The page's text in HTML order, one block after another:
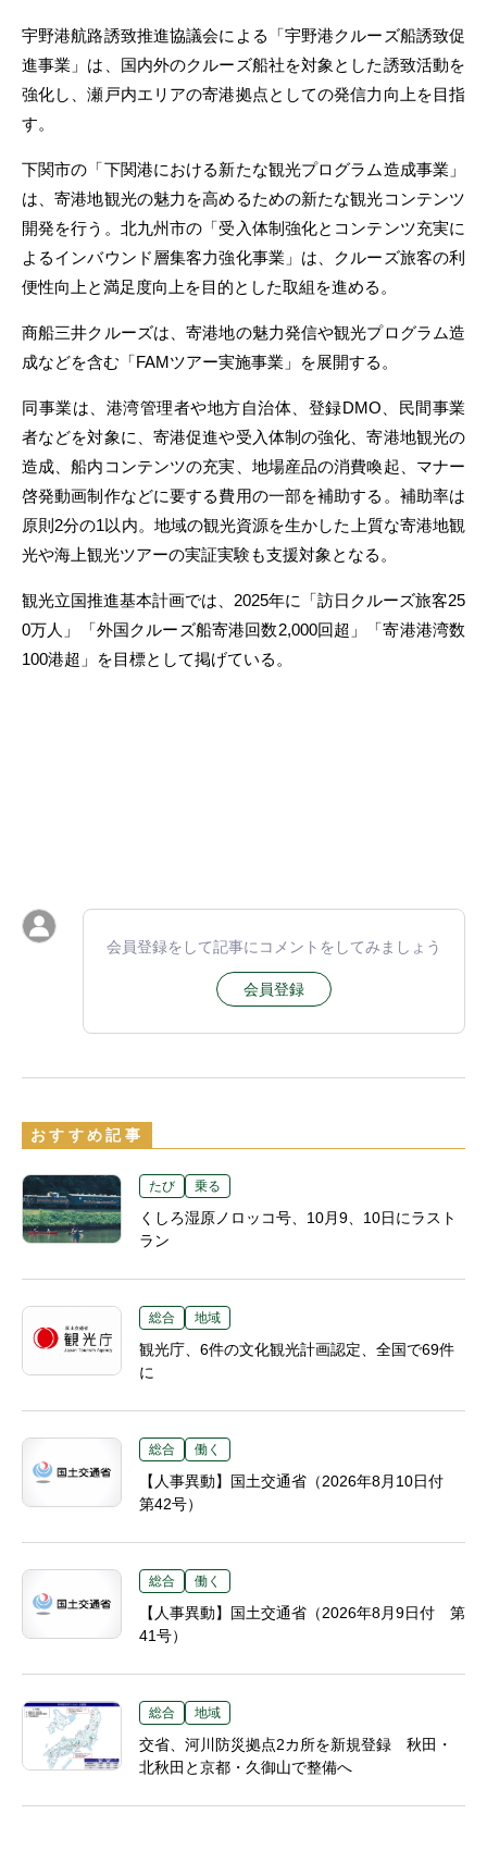
宇野港航路誘致推進協議会による「宇野港クルーズ船誘致促
進事業」は、国内外のクルーズ船社を対象とした誘致活動を
強化し、瀬戸内エリアの寄港拠点としての発信力向上を目指
す。
下関市の「下関港における新たな観光プログラム造成事業」
は、寄港地観光の魅力を高めるための新たな観光コンテンツ
開発を行う。北九州市の「受入体制強化とコンテンツ充実に
よるインバウンド層集客力強化事業」は、クルーズ旅客の利
便性向上と満足度向上を目的とした取組を進める。
商船三井クルーズは、寄港地の魅力発信や観光プログラム造
成などを含む「FAMツアー実施事業」を展開する。
同事業は、港湾管理者や地方自治体、登録DMO、民間事業
者などを対象に、寄港促進や受入体制の強化、寄港地観光の
造成、船内コンテンツの充実、地場産品の消費喚起、マナー
啓発動画制作などに要する費用の一部を補助する。補助率は
原則2分の1以内。地域の観光資源を生かした上質な寄港地観
光や海上観光ツアーの実証実験も支援対象となる。
観光立国推進基本計画では、2025年に「訪日クルーズ旅客25
0万人」「外国クルーズ船寄港回数2,000回超」「寄港港湾数
100港超」を目標として掲げている。
会員登録をして記事にコメントをしてみましょう
会員登録
おすすめ記事
たび 乗る
くしろ湿原ノロッコ号、10月9、10日にラスト
ラン
総合 地域
観光庁、6件の文化観光計画認定、全国で69件
に
総合 働く
【人事異動】国土交通省（2026年8月10日付
第42号）
総合 働く
【人事異動】国土交通省（2026年8月9日付 第
41号）
総合 地域
交省、河川防災拠点2カ所を新規登録 秋田・
北秋田と京都・久御山で整備へ